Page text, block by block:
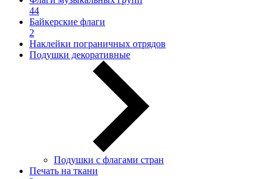
44
Байкерские флаги
2
Наклейки пограничных отрядов
Подушки декоративные
Подушки с флагами стран
Печать на ткани